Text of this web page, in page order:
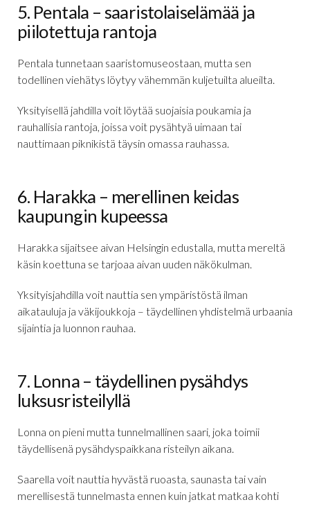
5. Pentala – saaristolaiselämää ja
piilotettuja rantoja
Pentala tunnetaan saaristomuseostaan, mutta sen
todellinen viehätys löytyy vähemmän kuljetuilta alueilta.
Yksityisellä jahdilla voit löytää suojaisia poukamia ja
rauhallisia rantoja, joissa voit pysähtyä uimaan tai
nauttimaan piknikistä täysin omassa rauhassa.
6. Harakka – merellinen keidas
kaupungin kupeessa
Harakka sijaitsee aivan Helsingin edustalla, mutta mereltä
käsin koettuna se tarjoaa aivan uuden näkökulman.
Yksityisjahdilla voit nauttia sen ympäristöstä ilman
aikatauluja ja väkijoukkoja – täydellinen yhdistelmä urbaania
sijaintia ja luonnon rauhaa.
7. Lonna – täydellinen pysähdys
luksusristeilyllä
Lonna on pieni mutta tunnelmallinen saari, joka toimii
täydellisenä pysähdyspaikkana risteilyn aikana.
Saarella voit nauttia hyvästä ruoasta, saunasta tai vain
merellisestä tunnelmasta ennen kuin jatkat matkaa kohti